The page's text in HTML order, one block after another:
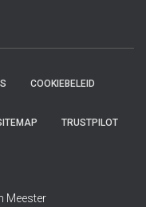
COOKIEBELEID
TRUSTPILOT
Meester